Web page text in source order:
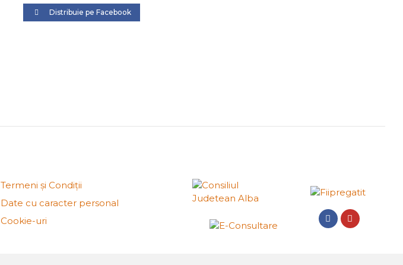
Distribuie pe Facebook
Termeni și Condiții
Date cu caracter personal
Cookie-uri